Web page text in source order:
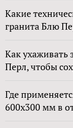
Какие
гранита Блю
Как ухаживать
Перл, чтобы
Где
600x300 мм в